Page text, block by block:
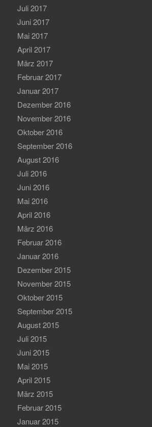
Juli 2017
Juni 2017
Mai 2017
April 2017
März 2017
Februar 2017
Januar 2017
Dezember 2016
November 2016
Oktober 2016
September 2016
August 2016
Juli 2016
Juni 2016
Mai 2016
April 2016
März 2016
Februar 2016
Januar 2016
Dezember 2015
November 2015
Oktober 2015
September 2015
August 2015
Juli 2015
Juni 2015
Mai 2015
April 2015
März 2015
Februar 2015
Januar 2015